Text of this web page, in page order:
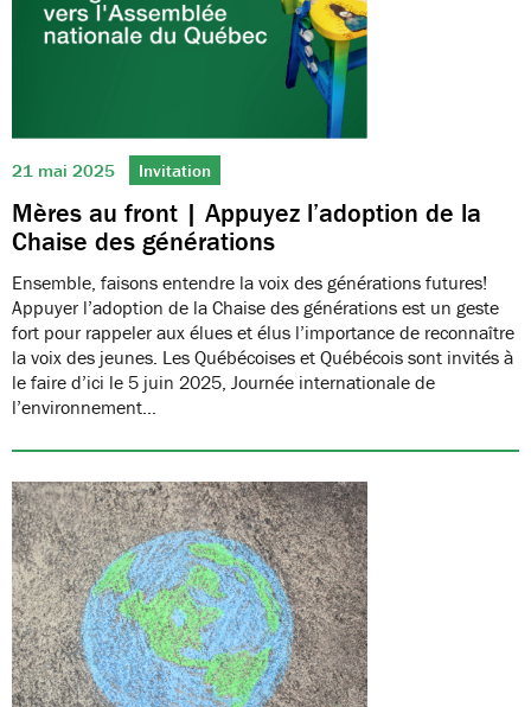
21 mai 2025 Invitation
Mères au front | Appuyez l’adoption de la
Chaise des générations
Ensemble, faisons entendre la voix des générations futures!
Appuyer l’adoption de la Chaise des générations est un geste
fort pour rappeler aux élues et élus l’importance de reconnaître
la voix des jeunes. Les Québécoises et Québécois sont invités à
le faire d’ici le 5 juin 2025, Journée internationale de
l’environnement…